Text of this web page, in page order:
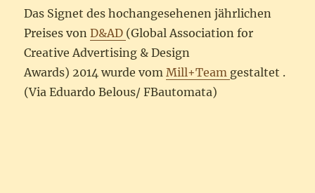
Das Signet des hochangesehenen jährlichen
Preises vonD&AD (Global Association for
Creative Advertising & Design
Awards) 2014 wurde vomMill+Team gestaltet .
(Via Eduardo Belous/ FBautomata)